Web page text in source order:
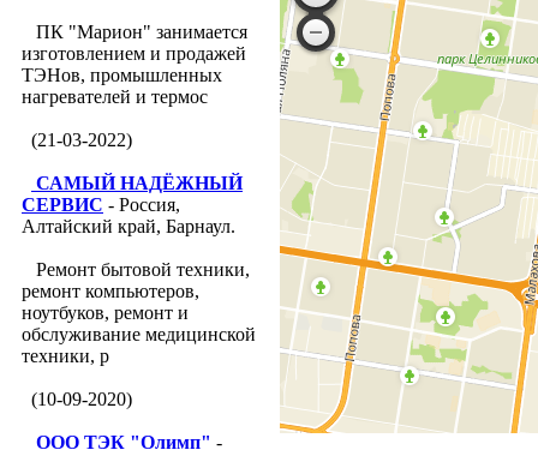
ПК "Марион" занимается
изготовлением и продажей
ТЭНов, промышленных
нагревателей и термос
(21-03-2022)
САМЫЙ НАДЁЖНЫЙ
СЕРВИС - Россия,
Алтайский край, Барнаул.
Ремонт бытовой техники,
ремонт компьютеров,
ноутбуков, ремонт и
обслуживание медицинской
техники, р
(10-09-2020)
ООО ТЭК "Олимп" -